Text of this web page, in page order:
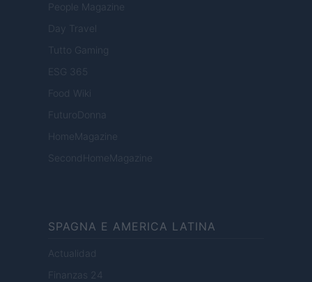
People Magazine
Day Travel
Tutto Gaming
ESG 365
Food Wiki
FuturoDonna
HomeMagazine
SecondHomeMagazine
SPAGNA E AMERICA LATINA
Actualidad
Finanzas 24